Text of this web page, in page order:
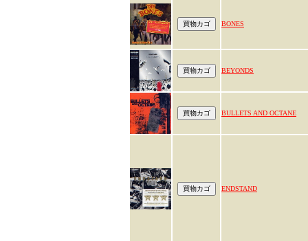
BONES
BEYONDS
BULLETS AND OCTANE
ENDSTAND